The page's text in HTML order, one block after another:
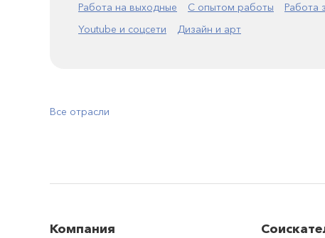
Работа на выходные
С опытом работы Работа
Youtube и соцсети
Дизайн и арт
Все отрасли
Компания